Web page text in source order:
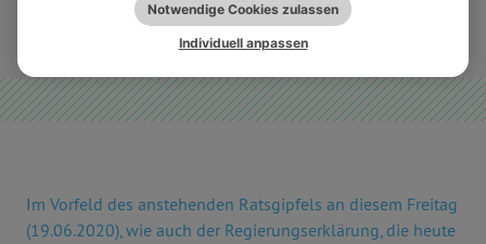
EU-HAUSHALT PRESSEMITTEILUNG
Im Vorfeld des anstehenden Ratsgipfels an diesem Freitag
(19.06.2020), wie auch der Regierungserklärung, die heute
Notwendige Cookies zulassen
Individuell anpassen